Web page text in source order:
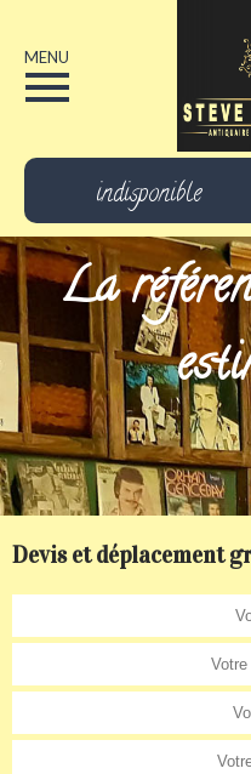
MENU
indisponible
La
Devis et déplacement